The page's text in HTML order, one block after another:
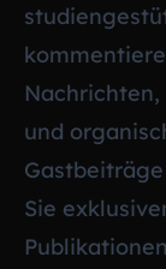
und
Sie